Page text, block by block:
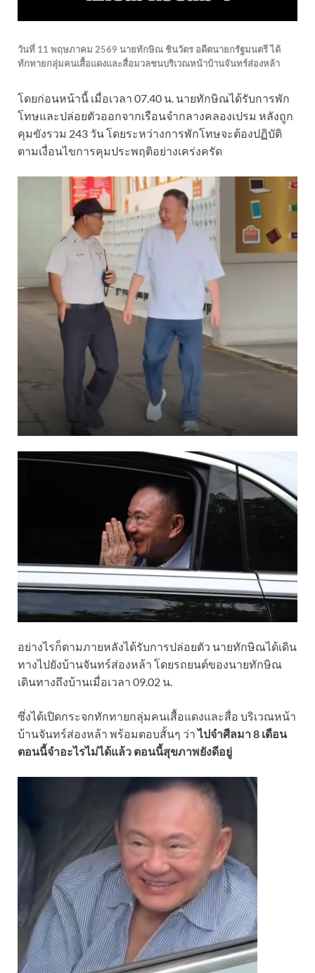
วันที่ 11 พฤษภาคม 2569 นายทักษิณ ชินวัตร อดีตนายกรัฐมนตรี ได้
ทักทายกลุ่มคนเสื้อแดงและสื่อมวลชนบริเวณหน้าบ้านจันทร์ส่องหล้า
โดยก่อนหน้านี้ เมื่อเวลา 07.40 น. นายทักษิณได้รับการพัก
โทษและปล่อยตัวออกจากเรือนจำกลางคลองเปรม หลังถูก
คุมขังรวม 243 วัน โดยระหว่างการพักโทษจะต้องปฏิบัติ
ตามเงื่อนไขการคุมประพฤติอย่างเคร่งครัด
อย่างไรก็ตามภายหลังได้รับการปล่อยตัว นายทักษิณได้เดิน
ทางไปยังบ้านจันทร์ส่องหล้า โดยรถยนต์ของนายทักษิณ
เดินทางถึงบ้านเมื่อเวลา 09.02 น.
ซึ่งได้เปิดกระจกทักทายกลุ่มคนเสื้อแดงและสื่อ บริเวณหน้า
บ้านจันทร์ส่องหล้า พร้อมตอบสั้นๆ ว่าไปจำศีลมา 8 เดือน
ตอนนี้จำอะไรไม่ได้แล้ว ตอนนี้สุขภาพยังดีอยู่